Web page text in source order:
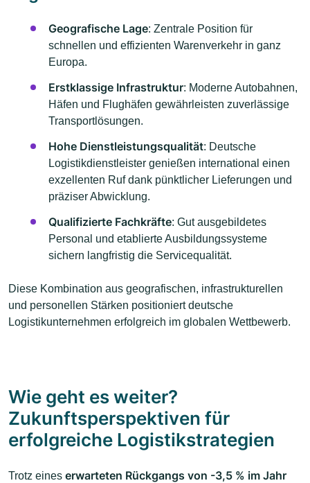
Geografische Lage: Zentrale Position für
schnellen und effizienten Warenverkehr in ganz
Europa.
Erstklassige Infrastruktur: Moderne Autobahnen,
Häfen und Flughäfen gewährleisten zuverlässige
Transportlösungen.
Hohe Dienstleistungsqualität: Deutsche
Logistikdienstleister genießen international einen
exzellenten Ruf dank pünktlicher Lieferungen und
präziser Abwicklung.
Qualifizierte Fachkräfte: Gut ausgebildetes
Personal und etablierte Ausbildungssysteme
sichern langfristig die Servicequalität.
Diese Kombination aus geografischen, infrastrukturellen
und personellen Stärken positioniert deutsche
Logistikunternehmen erfolgreich im globalen Wettbewerb.
Wie geht es weiter?
Zukunftsperspektiven für
erfolgreiche Logistikstrategien
Trotz eines erwarteten Rückgangs von -3,5 % im Jahr